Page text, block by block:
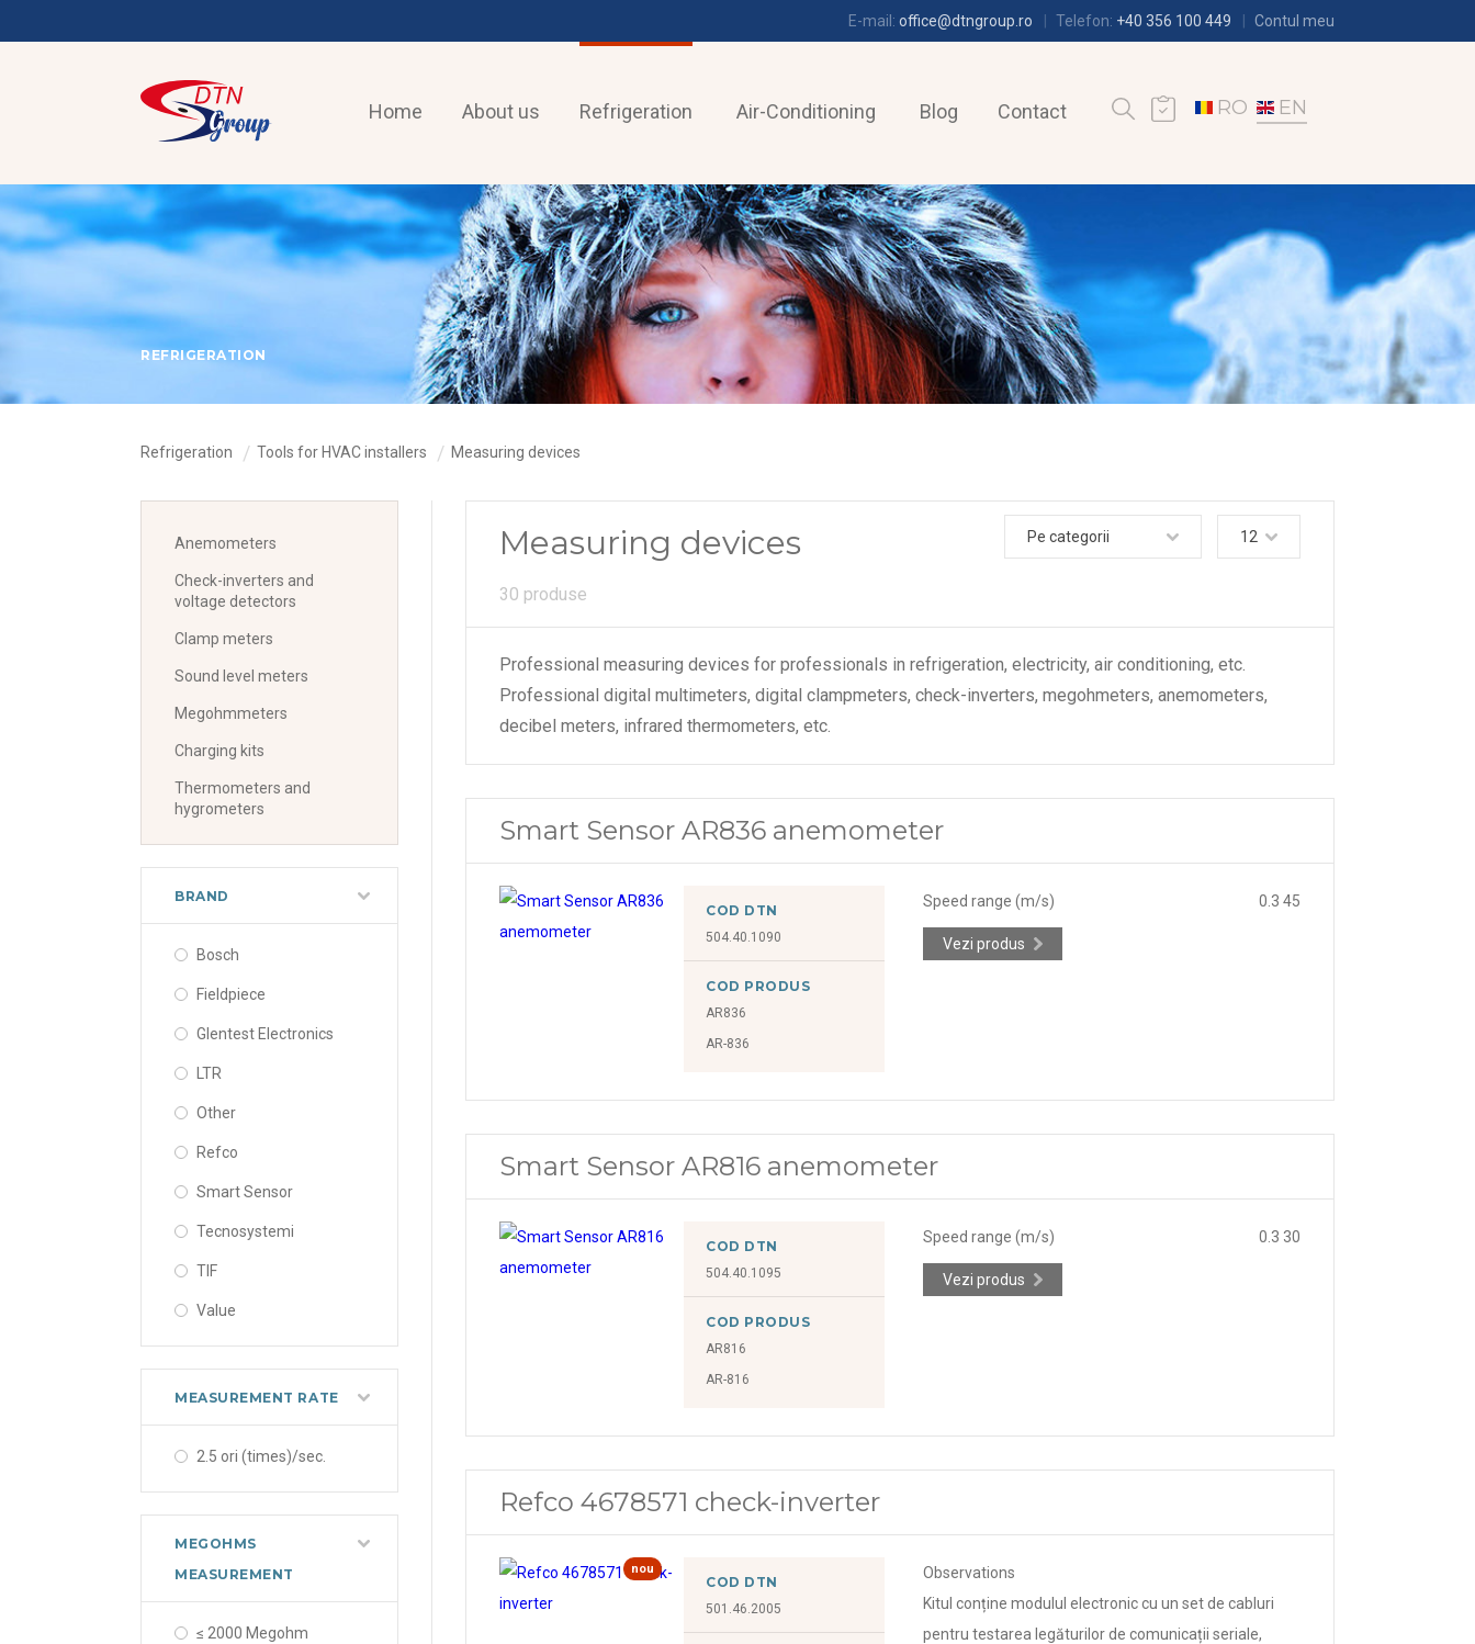
E-mail: office@dtngroup.ro Telefon: +40 356 100 449 Contul meu
Home About us Refrigeration Air-Conditioning Blog Contact RO EN
REFRIGERATION
Refrigeration Tools for HVAC installers Measuring devices
Anemometers
Check-inverters and
voltage detectors
Clamp meters
Sound level meters
Megohmmeters
Charging kits
Thermometers and
hygrometers
BRAND
Bosch
Fieldpiece
Glentest Electronics
LTR
Other
Refco
Smart Sensor
Tecnosystemi
TIF
Value
MEASUREMENT RATE
2.5 ori (times)/sec.
MEGOHMS
MEASUREMENT
≤ 2000 Megohm
Measuring devices
30 produse
Pe categorii 12
Professional measuring devices for professionals in refrigeration, electricity, air conditioning, etc.
Professional digital multimeters, digital clampmeters, check-inverters, megohmeters, anemometers,
decibel meters, infrared thermometers, etc.
Smart Sensor AR836 anemometer
COD DTN
504.40.1090
COD PRODUS
AR836
AR-836
Speed range (m/s) 0.3 45
Vezi produs
Smart Sensor AR816 anemometer
COD DTN
504.40.1095
COD PRODUS
AR816
AR-816
Speed range (m/s) 0.3 30
Vezi produs
Refco 4678571 check-inverter
nou
COD DTN
501.46.2005
Observations
Kitul conține modulul electronic cu un set de cabluri
pentru testarea legăturilor de comunicații seriale,